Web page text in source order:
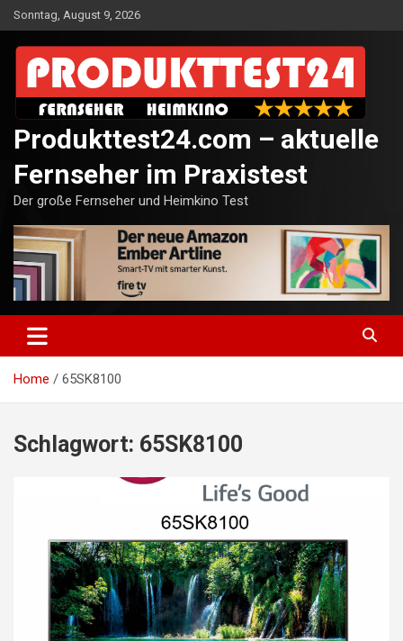
Skip
to
content
Sonntag, August 9, 2026
Produkttest24.com – aktuelle
Fernseher im Praxistest
Der große Fernseher und Heimkino Test
Home 65SK8100
Schlagwort: 65SK8100